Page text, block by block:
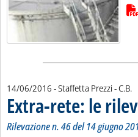
Lista allegati PDF
14/06/2016 - Staffetta Prezzi -di:
C.B.
Extra-rete: le
Rilevazione n. 46 del 14 giugno